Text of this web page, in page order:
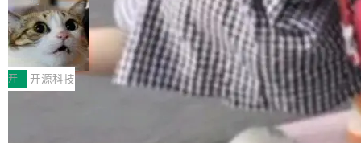
哪些组合有效，作者说，你得靠"文档、校验、或
者部落知识"。 换个写法。Rust 的 enum，两个
变体：Switchable...
有科技公司做的一样。只不过，实际上它不一
样。这是 Sandstorm.io 的重制版，我十年前的
那个创业公司。不同的是，这次它构建在 Cloudf
lare Workers 上——我花了九年时间搭建的平台
——并且深度集成了 AI。这基本上是我十年秘密
Workers 和 Durable Objects 的守护进程。 设
计思路很直接：每个对象是一个独立的 SQLite
数据库，按名称寻址，复制到你自己的 S3 兼容
存储库里。节点之间只通过这个存储库协调——
没有控制平面，没有共识协议。每个对象自带一
个小型数据库，应用天然按分片构建，单个数据
库的竞争和爆炸半径问题在设计层面就被消除
鲁大师7月新机性能/流畅/AI榜：vivo夺
性能、流畅双第一，三星Galaxy Z系列
新折叠缺席
2026年7月的手机市场，由于存储等硬件成本暴
增，手机厂商的日子也不好过啊，新机速度明显
放缓，因此硝烟味淡了许多。新机参数规格除开
高价的三星折叠（三星Galaxy Z Fold8 Ultra / Z
Fold8 / Z Flip8）外，其余要么是中低端机器，
开 开源科技
Zed 编辑器团队发布了新项目——DeltaDB，一